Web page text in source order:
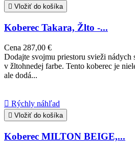
 Vložiť do košíka
Koberec Takara, Žlto -...
Cena 287,00 €
Dodajte svojmu priestoru svieži nádych
v žltohnedej farbe. Tento koberec je
ale dodá...
 Rýchly náhľad
 Vložiť do košíka
Koberec MILTON BEIGE,...